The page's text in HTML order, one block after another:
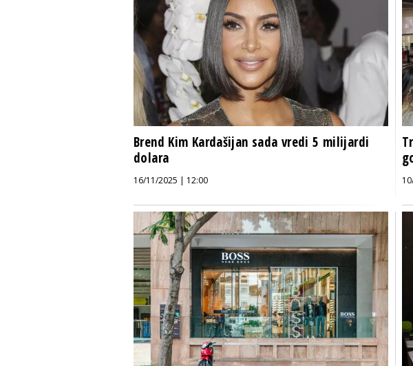
Brend Kim Kardašijan sada vredi 5 milijardi
dolara
16/11/2025 | 12:00